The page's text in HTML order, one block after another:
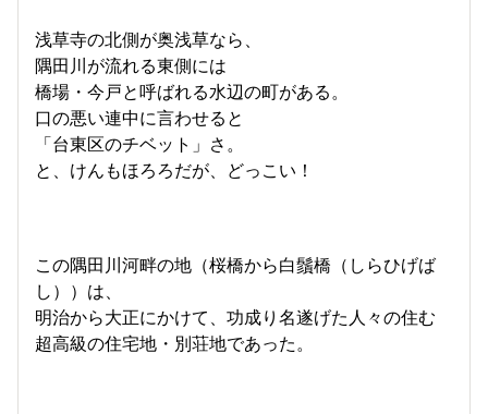
浅草寺の北側が奥浅草なら、
隅田川が流れる東側には
橋場・今戸と呼ばれる水辺の町がある。
口の悪い連中に言わせると
「台東区のチベット」さ。
と、けんもほろろだが、どっこい！
この隅田川河畔の地（桜橋から白鬚橋（しらひげば
し））は、
明治から大正にかけて、功成り名遂げた人々の住む
超高級の住宅地・別荘地であった。